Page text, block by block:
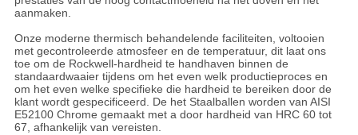
aanmaken.
Onze moderne thermisch behandelende faciliteiten, voltooien
met gecontroleerde atmosfeer en de temperatuur, dit laat ons
toe om de Rockwell-hardheid te handhaven binnen de
standaardwaaier tijdens om het even welk productieproces en
om het even welke specifieke die hardheid te bereiken door de
klant wordt gespecificeerd. De het Staalballen worden van AISI
E52100 Chrome gemaakt met a door hardheid van HRC 60 tot
67, afhankelijk van vereisten.